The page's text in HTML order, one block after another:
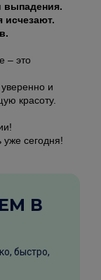
выпадения.
исчезают.
– это
и
красоту.
сегодня!
В
быстро,